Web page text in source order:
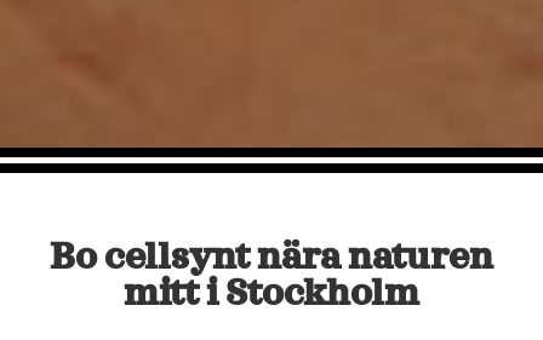
Bo cellsynt nära naturen
mitt i Stockholm